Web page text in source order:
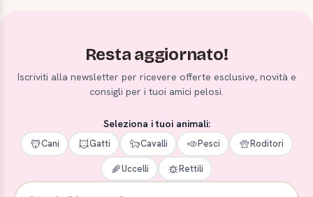
Resta aggiornato!
Iscriviti alla newsletter per ricevere offerte esclusive, novità e
consigli per i tuoi amici pelosi.
Seleziona i tuoi animali:
Cani Gatti Cavalli Pesci Roditori
Uccelli Rettili